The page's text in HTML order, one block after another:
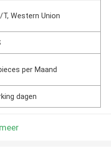
T, Western Union
per Maand
dagen